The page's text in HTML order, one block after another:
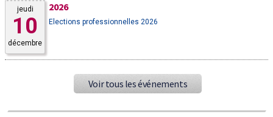
jeudi
10
décembre
2026
Elections professionnelles 2026
Voir tous les événements